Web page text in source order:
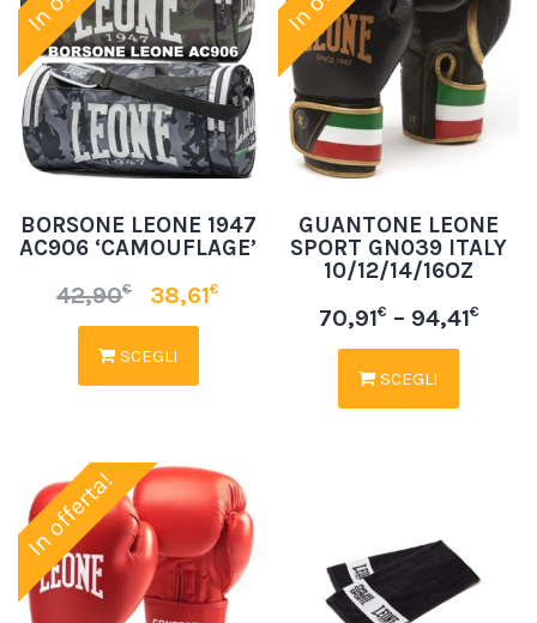
BORSONE LEONE 1947
AC906 ‘CAMOUFLAGE’
42,90€ 38,61€
SCEGLI
GUANTONE LEONE
SPORT GN039 ITALY
10/12/14/16OZ
70,91€ – 94,41€
SCEGLI
In offerta!